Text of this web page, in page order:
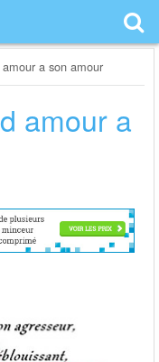
a son amour
amour a